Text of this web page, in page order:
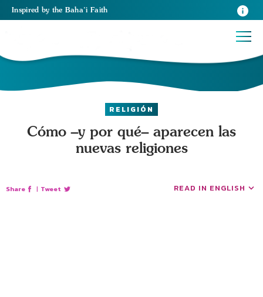
Inspired by the Baha’i Faith
RELIGIÓN
Cómo –y por qué– aparecen las
nuevas religiones
Share | Tweet READ IN ENGLISH